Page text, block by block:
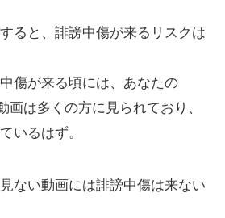
ると、誹謗中傷が来るリスクは
傷が来る頃には、あなたの
画は多くの方に見られており、
いるはず。
ない動画には誹謗中傷は来ない